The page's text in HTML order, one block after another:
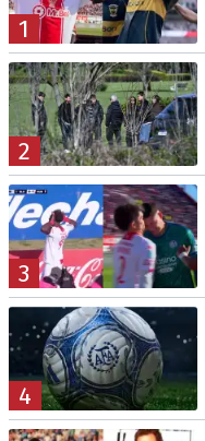
1
2
3
4